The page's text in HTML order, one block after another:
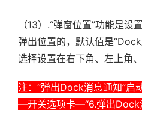
（13）.“弹窗位置”功能是设
弹出位置的，默认值是
选择设置在右下角、左上角、
注：“弹出Dock消息通知”启
—开关选项卡—“6.弹出Dock